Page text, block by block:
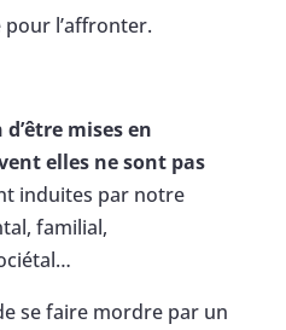
pour l’affronter.
mises en
elles ne sont pas
induites par notre
familial,
se faire mordre par un